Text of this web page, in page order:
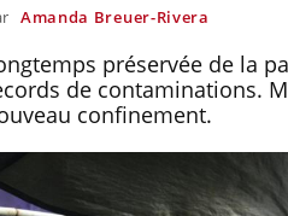
Amanda Breuer-Rivera
préservée de la
de contaminations.
confinement.